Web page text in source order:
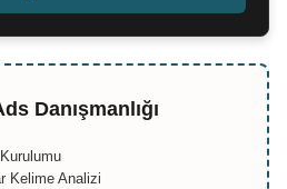
Danışmanlığı
Kelime Analizi